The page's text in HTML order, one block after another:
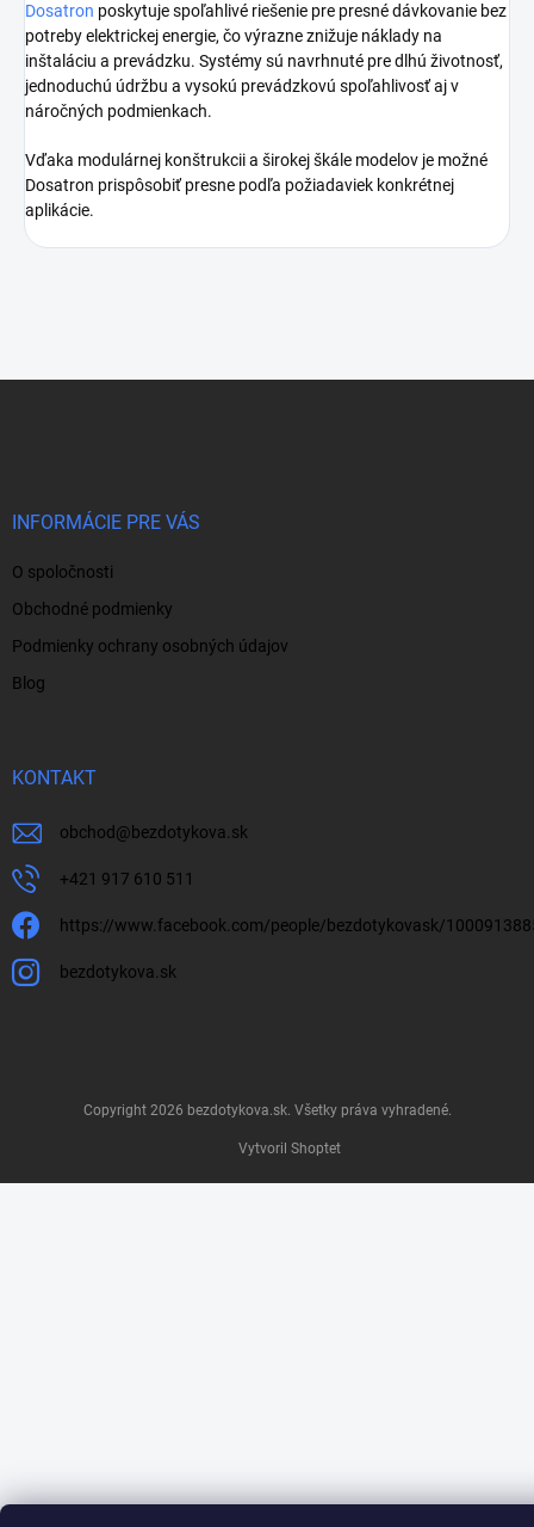
Dosatron poskytuje spoľahlivé riešenie pre presné dávkovanie bez
potreby elektrickej energie, čo výrazne znižuje náklady na
inštaláciu a prevádzku. Systémy sú navrhnuté pre dlhú životnosť,
jednoduchú údržbu a vysokú prevádzkovú spoľahlivosť aj v
náročných podmienkach.
Vďaka modulárnej konštrukcii a širokej škále modelov je možné
Dosatron prispôsobiť presne podľa požiadaviek konkrétnej
aplikácie.
INFORMÁCIE PRE VÁS
O spoločnosti
Obchodné podmienky
Podmienky ochrany osobných údajov
Blog
KONTAKT
obchod @bezdotykova.sk
+421 917 610 511
https://www.facebook.com/people/bezdotykovask/
bezdotykova.sk
Vytvoril Shoptet
Copyright 2026 bezdotykova.sk. Všetky práva vyhradené.